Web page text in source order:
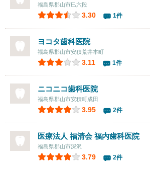
福島県郡山市巳六段
3.30 1件
ヨコタ歯科医院
福島県郡山市安積荒井本町
3.11 1件
ニコニコ歯科医院
福島県郡山市安積町成田
3.95 2件
医療法人 福清会福内歯科医院
福島県郡山市深沢
3.79 2件